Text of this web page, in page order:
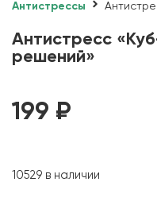
Антистрессы
Антистресс
решений»
199 ₽
10529 в наличии